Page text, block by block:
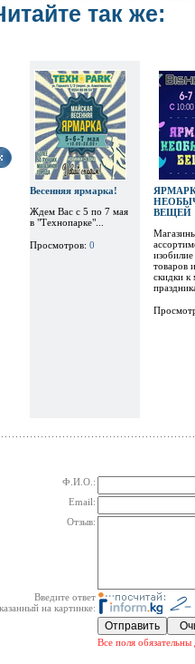
так же:
Весенняя ярмарка!
Ждем Вас с 5 по 7 мая
в "Технопарке"...
Просмотров: 0
ВЕЩЕЙ
товаров
скидки к
Ф.И.О.:
Email:
Отзыв:
Введите ответ
на картинке:
Все поля обязательны